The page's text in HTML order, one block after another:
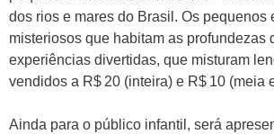
dos rios e mares do Brasil. Os
misteriosos que habitam as profundezas
experiências divertidas, que misturam
vendidos a R$ 20 (inteira) e R$ 10 (meia
Ainda para o público infantil, será